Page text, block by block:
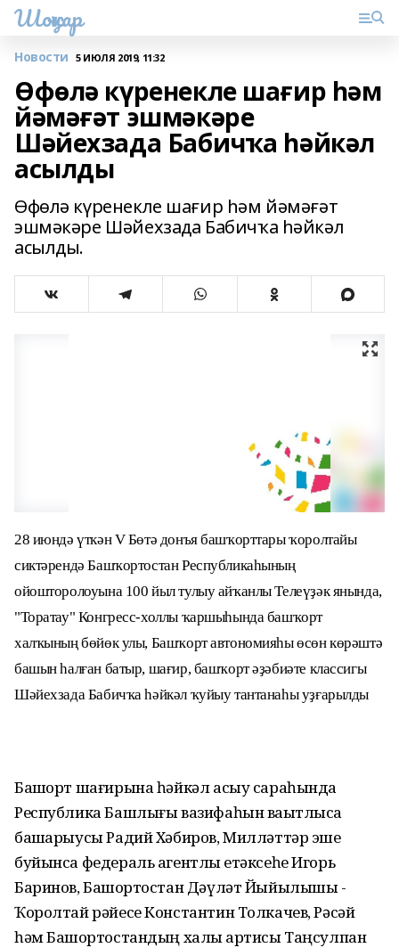
Шоңҡар
Новости 5 ИЮЛЯ 2019, 11:32
Өфөлә күренекле шағир һәм
йәмәғәт эшмәкәре
Шәйехзада Бабичҡа һәйкәл
асылды
Өфөлә күренекле шағир һәм йәмәғәт
эшмәкәре Шәйехзада Бабичҡа һәйкәл
асылды.
28 июндә үткән V Бөтә донъя башҡорттары ҡоролтайы
сиктәрендә Башҡортостан Республикаһының
ойошторолоуына 100 йыл тулыу айҡанлы Телеүҙәк янында,
"Торатау" Конгресс-холлы ҡаршыһында башҡорт
халҡының бөйөк улы, Башҡорт автономияһы өсөн көрәштә
башын һалған батыр, шағир, башҡорт әҙәбиәте классигы
Шәйехзада Бабичҡа һәйкәл ҡуйыу тантанаһы уҙғарылды
Башҡорт шағирына һәйкәл асыу сараһында
Республика Башлығы вазифаһын ваҡытлыса
башҡарыусы Радий Хәбиров, Милләттәр эше
буйынса федераль агентлыҡ етәксеһе Игорь
Баринов, Башҡортостан Дәүләт Йыйылышы -
Ҡоролтай рәйесе Константин Толкачев, Рәсәй
һәм Башҡортостандың халыҡ артисы Таңсулпан